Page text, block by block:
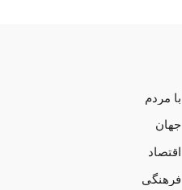
با مردم
جهان
اقتصاد
فرهنگی